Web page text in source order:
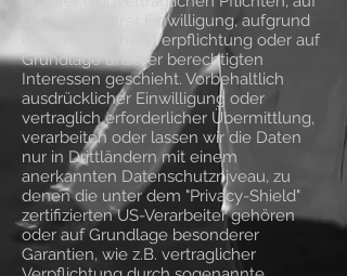
Grundlage Ihrer Einwilligung, aufgrund
einer rechtlichen Verpflichtung oder auf
Grundlage unserer berechtigten
Interessen geschieht. Vorbehaltlich
ausdrücklicher Einwilligung oder
vertraglich erforderlicher Übermittlung,
verarbeiten oder lassen wir die Daten
nur in Drittländern mit einem
anerkannten Datenschutzniveau, zu
denen die unter dem "Privacy-Shield"
zertifizierten US-Verarbeiter gehören
oder auf Grundlage besonderer
Garantien, wie z.B. vertraglicher